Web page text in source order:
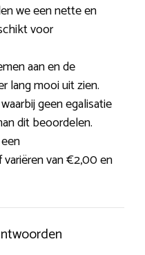
we een nette en
voor
aan en de
lang mooi uit zien.
geen egalisatie
dit beoordelen.
van €2,00 en